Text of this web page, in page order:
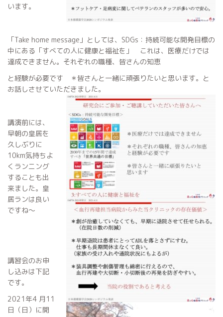
います。
「Take home message」としては、SDGs：持続可能な開発目標の
中にある「すべての人に健康と福祉を」 これは、医療だけでは
達成できません。それぞれの職種、皆さんの知恵
と経験が必要です ＊皆さんと一緒に頑張りたいと思います。と
お話しさせていただきました。
講演前には、
早朝の皇居を
久しぶりに
10km気持ちよ
くランニング
することも出
来ました。皇
居ランは良い
ですね〜
講習会のお申
し込みは下記
です。
2021年4 月11
日（日）に開